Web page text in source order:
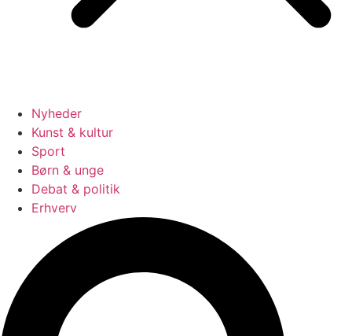
Nyheder
Kunst & kultur
Sport
Børn & unge
Debat & politik
Erhverv